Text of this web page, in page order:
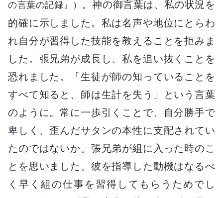
の言葉の記録』）
。神の御言葉は、私の状況を
的確に示しました。私は名声や地位にとらわ
れ自分が習得した技能を教えることを拒みま
した。張兄弟が成長し、私を追い抜くことを
恐れました。「生徒が師の知っていることを
すべて知ると、師は生計を失う」という言葉
のように。常に一歩引くことで、自分勝手で
卑しく、歪んだサタンの本性に支配されてい
たのではないか。張兄弟が組に入った時のこ
とを思いました。彼を指導した動機はなるべ
く早く組の仕事を習得してもらうためでし